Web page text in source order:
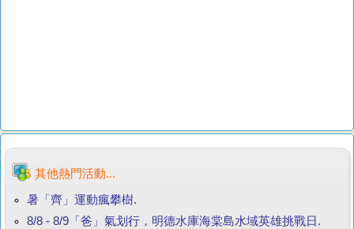
其他熱門活動...
暑「齊」運動瘋攀樹.
8/8 - 8/9「爸」氣划行，明德水庫海棠島水域英雄挑戰日.